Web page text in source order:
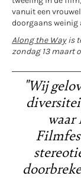
vanuit een
doorgaans weinig
Along the Wayis
zondag 13 maart
"Wij